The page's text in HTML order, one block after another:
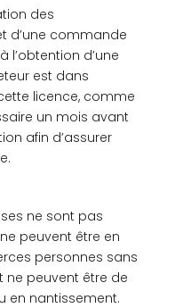
des
d’une commande
l’obtention d’une
est dans
licence, comme
un mois avant
afin d’assurer
ne sont pas
peuvent être en
personnes sans
ne peuvent être de
en nantissement.